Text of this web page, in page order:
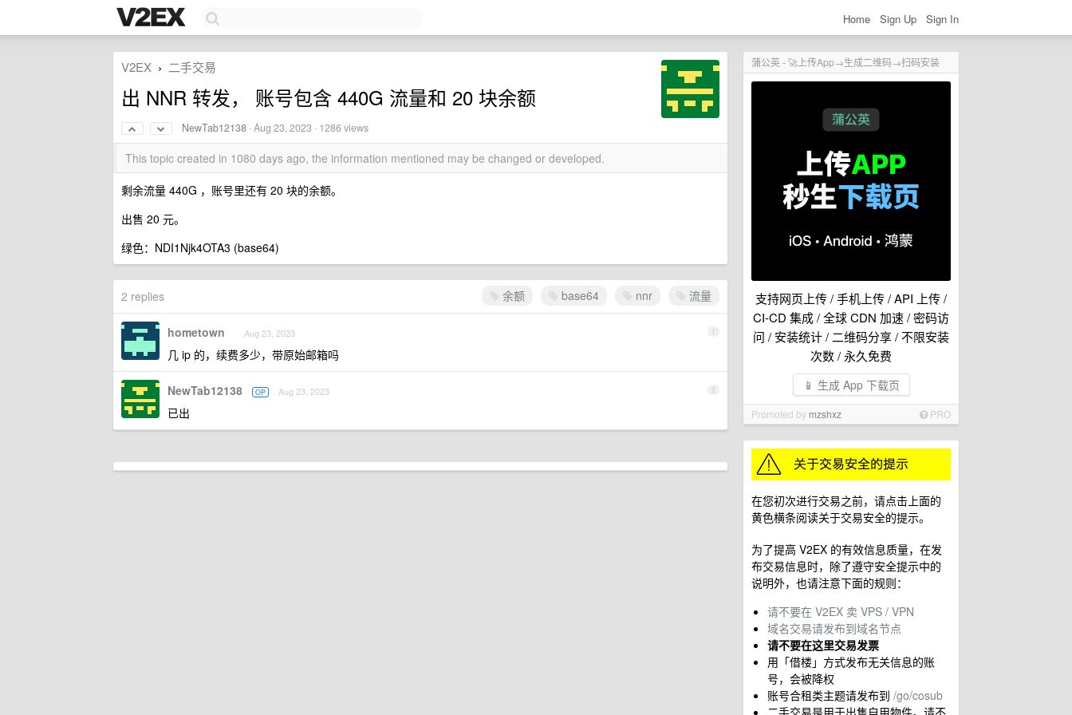
Home Sign Up Sign In
蒲公英 - 🚀上传App→生成二维码→扫码安装
支持网页上传 / 手机上传 / API 上传 /
CI-CD 集成 / 全球 CDN 加速 / 密码访
问 / 安装统计 / 二维码分享 / 不限安装
次数 / 永久免费
📱 生成 App 下载页
Promoted by mzshxz PRO
在您初次进行交易之前，请点击上面的
黄色横条阅读关于交易安全的提示。
为了提高 V2EX 的有效信息质量，在发
布交易信息时，除了遵守安全提示中的
说明外，也请注意下面的规则：
请不要在 V2EX 卖 VPS / VPN
域名交易请发布到域名节点
请不要在这里交易发票
用「借楼」方式发布无关信息的账
号，会被降权
账号合租类主题请发布到 /go/cosub
二手交易是用于出售自用物件。请不
V2EX › 二手交易
出 NNR 转发， 账号包含 440G 流量和 20 块余额
NewTab12138 ·Aug 23, 2023 · 1286 views
This topic created in 1080 days ago, the information mentioned may be changed or developed.
剩余流量 440G ，账号里还有 20 块的余额。
出售 20 元。
绿色：NDI1Njk4OTA3 (base64)
余额 base64 nnr 流量
2 replies
1
hometown Aug 23, 2023
几 ip 的，续费多少，带原始邮箱吗
2
NewTab12138 OP Aug 23, 2023
已出